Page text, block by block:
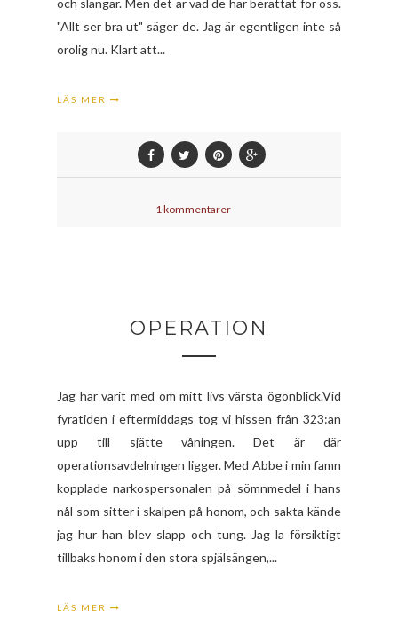
och slangar. Men det är vad de har berättat för oss.
"Allt ser bra ut" säger de. Jag är egentligen inte så
orolig nu. Klart att...
LÄS MER
1 kommentarer
OPERATION
Jag har varit med om mitt livs värsta ögonblick.Vid
fyratiden i eftermiddags tog vi hissen från 323:an
upp till sjätte våningen. Det är där
operationsavdelningen ligger. Med Abbe i min famn
kopplade narkospersonalen på sömnmedel i hans
nål som sitter i skalpen på honom, och sakta kände
jag hur han blev slapp och tung. Jag la försiktigt
tillbaks honom i den stora spjälsängen,...
LÄS MER